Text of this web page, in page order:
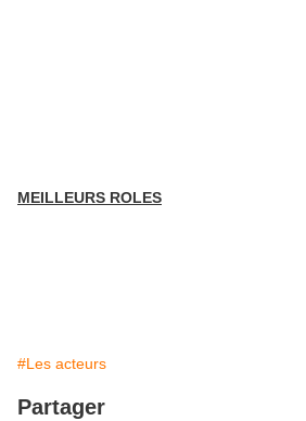
MEILLEURS ROLES
#Les acteurs
Partager